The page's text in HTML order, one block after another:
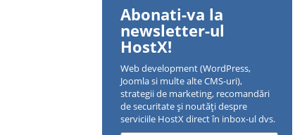
Abonati-va la
newsletter-ul
HostX!
Web development (WordPress,
Joomla si multe alte CMS-uri),
strategii de marketing, recomandări
de securitate și noutăți despre
serviciile HostX direct în inbox-ul dvs.